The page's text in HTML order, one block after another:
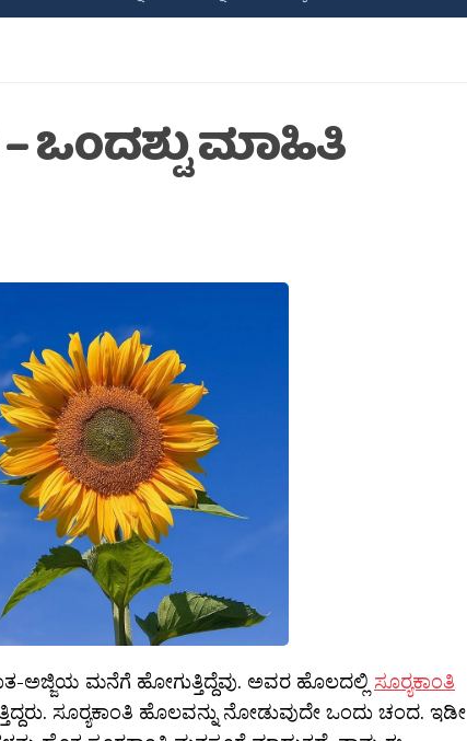
ಒಂದಶ್ಟು ಮಾಹಿತಿ
ಅಜ್ಜಿಯ ಮನೆಗೆ ಹೋಗುತ್ತಿದ್ದೆವು. ಅವರ ಹೊಲದಲ್ಲಿ ಸೂರ‍್ಯಕಾಂತಿ
ಸೂರ‍್ಯಕಾಂತಿ ಹೊಲವನ್ನು ನೋಡುವುದೇ ಒಂದು ಚಂದ. ಇಡೀ